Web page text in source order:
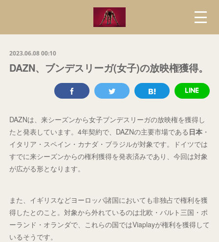
2023.06.08 00:10
DAZN、ブンデスリーガ(女子)の放映権獲得。
DAZNは、来シーズンから女子ブンデスリーガの放映権を獲得し
たと発表しています。4年契約で、DAZNの主要市場である 日本・
イタリア・スペイン・カナダ・ブラジルが対象です。ドイツでは
すでに来シーズンからの権利獲得を発表済みであり、今回は対象
が広がる形となります。
また、イギリスなどヨーロッパ諸国においても非独占で権利を獲
得したとのこと。対象から外れているのは北欧・バルト三国・ポ
ーランド・オランダで、これらの国ではViaplayが権利を獲得して
いるそうです。